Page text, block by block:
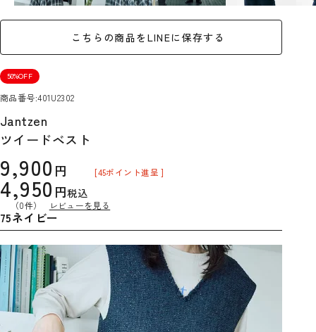
こちらの商品をLINEに保存する
50%OFF
商品番号 401U2302
Jantzen
ツイードベスト
9,900
4,950 税込
[45ポイント進呈 ]
（0件） レビューを見る
75ネイビー